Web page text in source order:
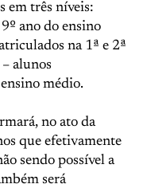
em três níveis:
ano do ensino
na 1ª e 2ª
alunos
médio.
no ato da
que efetivamente
sendo possível a
será